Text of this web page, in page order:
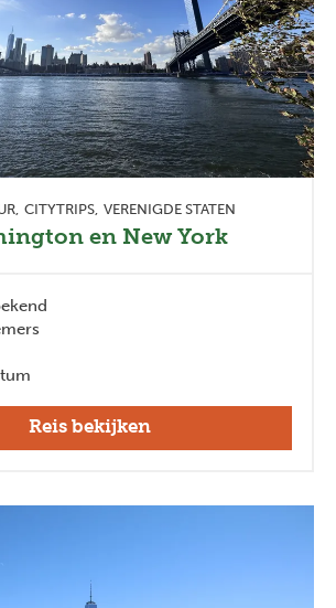
CITYTRIPS VERENIGDE STATEN
en New York
Reis bekijken